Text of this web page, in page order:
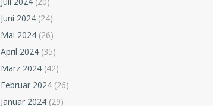
Juni 2024 (24)
Mai 2024 (26)
April 2024 (35)
März 2024 (42)
Februar 2024 (26)
Januar 2024 (29)